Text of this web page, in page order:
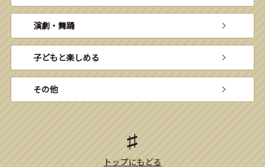
演劇・舞踊
子どもと楽しめる
その他
トップにもどる